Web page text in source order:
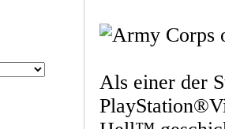
Als einer der